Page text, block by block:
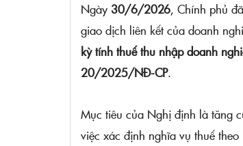
Ngày 30/6/2026, Chính phủ
giao dịch liên kết của doanh
kỳ tính thuế thu nhập doanh
20/2025/NĐ-CP.
Mục tiêu của Nghị định là tăng
việc xác định nghĩa vụ thuế